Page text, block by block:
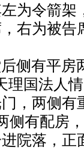
为令箭架
右为被告
侧有平房
理国法人
，两侧
侧有配房
院落，